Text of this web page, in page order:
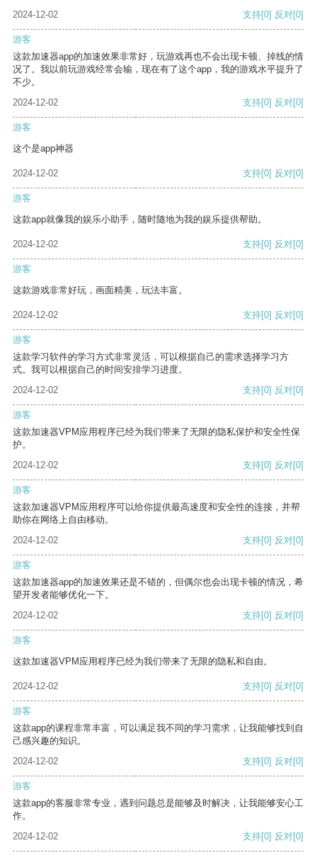
2024-12-02 支持[0] 反对[0]
游客
这款加速器app的加速效果非常好，玩游戏再也不会出现卡顿、掉线的情
况了。我以前玩游戏经常会输，现在有了这个app，我的游戏水平提升了
不少。
2024-12-02
支持[0] 反对[0]
游客
这个是app神器
2024-12-02 支持[0] 反对[0]
游客
这款app就像我的娱乐小助手，随时随地为我的娱乐提供帮助。
2024-12-02 支持[0] 反对[0]
游客
这款游戏非常好玩，画面精美，玩法丰富。
2024-12-02 支持[0] 反对[0]
游客
这款学习软件的学习方式非常灵活，可以根据自己的需求选择学习方
式。我可以根据自己的时间安排学习进度。
2024-12-02
支持[0] 反对[0]
游客
这款加速器VPM应用程序已经为我们带来了无限的隐私保护和安全性保
护。
2024-12-02
支持[0] 反对[0]
游客
这款加速器VPM应用程序可以给你提供最高速度和安全性的连接，并帮
助你在网络上自由移动。
2024-12-02
支持[0] 反对[0]
游客
这款加速器app的加速效果还是不错的，但偶尔也会出现卡顿的情况，希
望开发者能够优化一下。
2024-12-02
支持[0] 反对[0]
游客
这款加速器VPM应用程序已经为我们带来了无限的隐私和自由。
2024-12-02 支持[0] 反对[0]
游客
这款app的课程非常丰富，可以满足我不同的学习需求，让我能够找到自
己感兴趣的知识。
2024-12-02
支持[0] 反对[0]
游客
这款app的客服非常专业，遇到问题总是能够及时解决，让我能够安心工
作。
2024-12-02
支持[0] 反对[0]